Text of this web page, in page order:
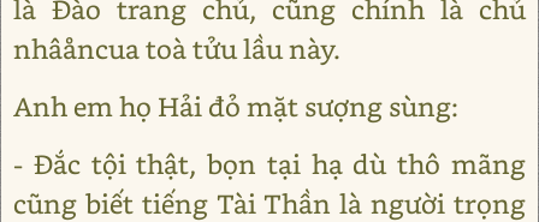
là Đào trang chủ, cũng chính là chủ
nhâåncua toà tửu lầu này.
Anh em họ Hải đỏ mặt sượng sùng:
- Đắc tội thật, bọn tại hạ dù thô mãng
cũng biết tiếng Tài Thần là người trọng